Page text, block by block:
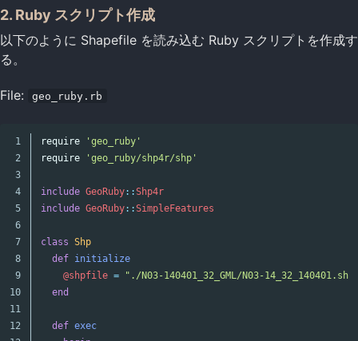
2. Ruby スクリプト作成
以下のように Shapefile を読み込む Ruby スクリプトを作成す
る。
File: geo_ruby.rb
1
2
3
4
5
6
7
8
9
10
11
12
require
'geo_ruby'
require
'geo_ruby/shp4r/shp'
include GeoRuby::Shp4r
include GeoRuby::SimpleFeatures
class Shp
def initialize
@shpfile =
"./N03-140401_32_GML/N03-
end
def exec